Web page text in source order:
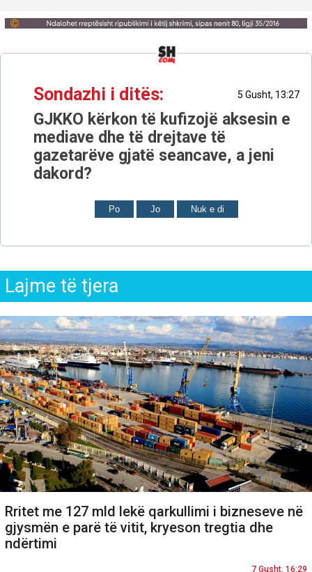
Sondazhi i ditës: 5 Gusht, 13:27
GJKKO kërkon të kufizojë aksesin e
mediave dhe të drejtave të
gazetarëve gjatë seancave, a jeni
dakord?
Po Jo Nuk e di
Lajme të tjera
Rritet me 127 mld lekë qarkullimi i bizneseve në
gjysmën e parë të vitit, kryeson tregtia dhe
ndërtimi
7 Gusht, 16:29